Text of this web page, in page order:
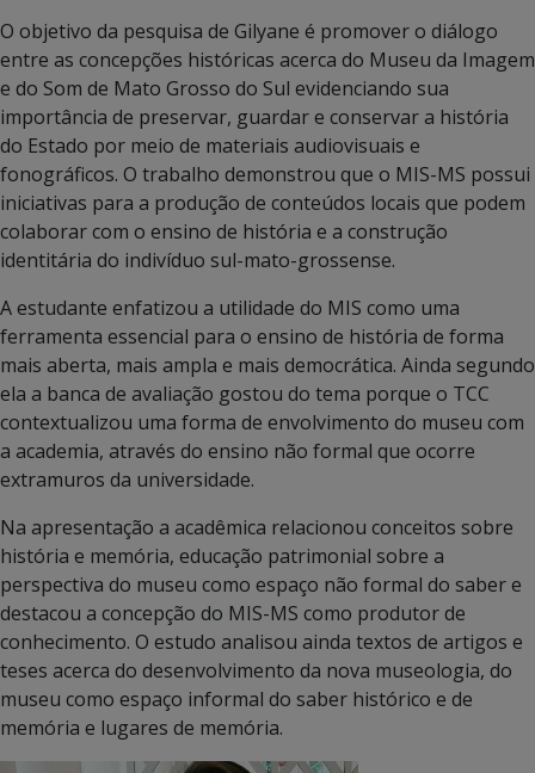
O objetivo da pesquisa de Gilyane é promover o diálogo
entre as concepções históricas acerca do Museu da Imagem
e do Som de Mato Grosso do Sul evidenciando sua
importância de preservar, guardar e conservar a história
do Estado por meio de materiais audiovisuais e
fonográficos. O trabalho demonstrou que o MIS-MS possui
iniciativas para a produção de conteúdos locais que podem
colaborar com o ensino de história e a construção
identitária do indivíduo sul-mato-grossense.
A estudante enfatizou a utilidade do MIS como uma
ferramenta essencial para o ensino de história de forma
mais aberta, mais ampla e mais democrática. Ainda segundo
ela a banca de avaliação gostou do tema porque o TCC
contextualizou uma forma de envolvimento do museu com
a academia, através do ensino não formal que ocorre
extramuros da universidade.
Na apresentação a acadêmica relacionou conceitos sobre
história e memória, educação patrimonial sobre a
perspectiva do museu como espaço não formal do saber e
destacou a concepção do MIS-MS como produtor de
conhecimento. O estudo analisou ainda textos de artigos e
teses acerca do desenvolvimento da nova museologia, do
museu como espaço informal do saber histórico e de
memória e lugares de memória.